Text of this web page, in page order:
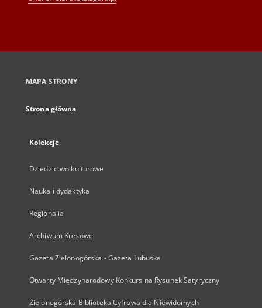
MAPA STRONY
Strona główna
Kolekcje
Dziedzictwo kulturowe
Nauka i dydaktyka
Regionalia
Archiwum Kresowe
Gazeta Zielonogórska - Gazeta Lubuska
Otwarty Międzynarodowy Konkurs na Rysunek Satyryczny
Zielonogórska Biblioteka Cyfrowa dla Niewidomych